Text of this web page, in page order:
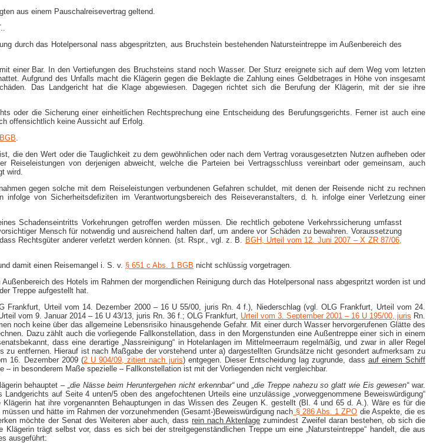
aus einem Pauschalreisevertrag geltend.
durch das Hotelpersonal nass abgespritzten, aus Bruchstein bestehenden Natursteintreppe im Außenbereich des
einer Bar. In den Vertiefungen des Bruchsteins stand noch Wasser. Der Sturz ereignete sich auf dem Weg vom letzten
Aufgrund des Unfalls macht die Klägerin gegen die Beklagte die Zahlung eines Geldbetrages in Höhe von insgesamt
Das Landgericht hat die Klage abgewiesen. Dagegen richtet sich die Berufung der Klägerin, mit der sie ihre
oder die Sicherung einer einheitlichen Rechtsprechung eine Entscheidung des Berufungsgerichts. Ferner ist auch eine
offensichtlich keine Aussicht auf Erfolg.
den Wert oder die Tauglichkeit zu dem gewöhnlichen oder nach dem Vertrag vorausgesetzten Nutzen aufheben oder
von derjenigen abweicht, welche die Parteien bei Vertragsschluss vereinbart oder gemeinsam, auch
wird.
gegen solche mit dem Reiseleistungen verbundenen Gefahren schuldet, mit denen der Reisende nicht zu rechnen
von Sicherheitsdefiziten im Verantwortungsbereich des Reiseveranstalters, d. h. infolge einer Verletzung einer
Schadenseintritts Vorkehrungen getroffen werden müssen. Die rechtlich gebotene Verkehrssicherung umfasst
Mensch für notwendig und ausreichend halten darf, um andere vor Schäden zu bewahren. Voraussetzung
Rechtsgüter anderer verletzt werden können. (st. Rspr., vgl. z. B. BGH, Urteil vom 12. Juni 2007 – X ZR 87/06,
damit einen Reisemangel i. S. v. § 651 c Abs. 1 BGB nicht schlüssig vorgetragen.
des Hotels im Rahmen der morgendlichen Reinigung durch das Hotelpersonal nass abgespritzt worden ist und
Treppe aufgestellt hat.
Urteil vom 14. Dezember 2000 – 16 U 55/00, juris Rn. 4 f.), Niederschlag (vgl. OLG Frankfurt, Urteil vom 24.
vom 9. Januar 2014 – 16 U 43/13, juris Rn. 36 f.; OLG Frankfurt, Urteil vom 3. September 2001 – 16 U 195/00, juris Rn.
noch keine über das allgemeine Lebensrisiko hinausgehende Gefahr. Mit einer durch Wasser hervorgerufenen Glätte des
Dazu zählt auch die vorliegende Fallkonstellation, dass in den Morgenstunden eine Außentreppe einer sich in einem
dass eine derartige „Nassreinigung“ in Hotelanlagen im Mittelmeerraum regelmäßig, und zwar in aller Regel
entfernen. Hierauf ist nach Maßgabe der vorstehend unter a) dargestellten Grundsätze nicht gesondert aufmerksam zu
16. Dezember 2009 (2 U 904/09, zitiert nach juris) entgegen. Dieser Entscheidung lag zugrunde, dass auf einem Schiff
– in besonderem Maße spezielle – Fallkonstellation ist mit der Vorliegenden nicht vergleichbar.
behauptet – „die Nässe beim Heruntergehen nicht erkennbar“und „die Treppe nahezu so glatt wie Eis gewesen“war.
auf Seite 4 unten/5 oben des angefochtenen Urteils eine unzulässige „vorweggenommene Beweiswürdigung“
hat ihre vorgenannten Behauptungen in das Wissen des Zeugen K. gestellt (Bl. 4 und 65 d. A.). Wäre es für die
und hätte im Rahmen der vorzunehmenden (Gesamt-)Beweiswürdigung nach § 286 Abs. 1 ZPO die Aspekte, die es
möchte der Senat des Weiteren aber auch, dassrein nach Aktenlage zumindest Zweifel daran bestehen, ob sich die
Klägerin trägt selbst vor, dass es sich bei der streitgegenständlichen Treppe um eine „Natursteintreppe“ handelt, die aus
ausgeführt: